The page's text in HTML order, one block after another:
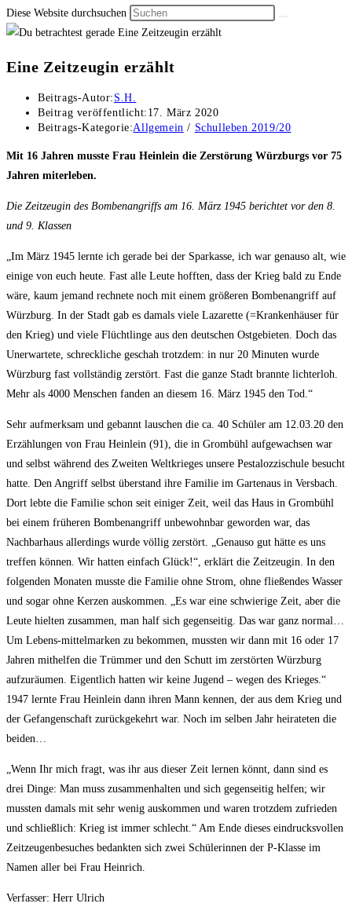
Diese Website durchsuchen
Eine Zeitzeugin erzählt
Beitrags-Autor: S.H.
Beitrag veröffentlicht: 17. März 2020
Beitrags-Kategorie:Allgemein / Schulleben 2019/20
Mit 16 Jahren musste Frau Heinlein die Zerstörung Würzburgs vor 75
Jahren miterleben.
Die Zeitzeugin des Bombenangriffs am 16. März 1945 berichtet vor den 8.
und 9. Klassen
„Im März 1945 lernte ich gerade bei der Sparkasse, ich war genauso alt, wie
einige von euch heute. Fast alle Leute hofften, dass der Krieg bald zu Ende
wäre, kaum jemand rechnete noch mit einem größeren Bombenangriff auf
Würzburg. In der Stadt gab es damals viele Lazarette (=Krankenhäuser für
den Krieg) und viele Flüchtlinge aus den deutschen Ostgebieten. Doch das
Unerwartete, schreckliche geschah trotzdem: in nur 20 Minuten wurde
Würzburg fast vollständig zerstört. Fast die ganze Stadt brannte lichterloh.
Mehr als 4000 Menschen fanden an diesem 16. März 1945 den Tod.“
Sehr aufmerksam und gebannt lauschen die ca. 40 Schüler am 12.03.20 den
Erzählungen von Frau Heinlein (91), die in Grombühl aufgewachsen war
und selbst während des Zweiten Weltkrieges unsere Pestalozzischule besucht
hatte. Den Angriff selbst überstand ihre Familie im Gartenaus in Versbach.
Dort lebte die Familie schon seit einiger Zeit, weil das Haus in Grombühl
bei einem früheren Bombenangriff unbewohnbar geworden war, das
Nachbarhaus allerdings wurde völlig zerstört. „Genauso gut hätte es uns
treffen können. Wir hatten einfach Glück!“, erklärt die Zeitzeugin. In den
folgenden Monaten musste die Familie ohne Strom, ohne fließendes Wasser
und sogar ohne Kerzen auskommen. „Es war eine schwierige Zeit, aber die
Leute hielten zusammen, man half sich gegenseitig. Das war ganz normal…
Um Lebens-mittelmarken zu bekommen, mussten wir dann mit 16 oder 17
Jahren mithelfen die Trümmer und den Schutt im zerstörten Würzburg
aufzuräumen. Eigentlich hatten wir keine Jugend – wegen des Krieges.“
1947 lernte Frau Heinlein dann ihren Mann kennen, der aus dem Krieg und
der Gefangenschaft zurückgekehrt war. Noch im selben Jahr heirateten die
beiden…
„Wenn Ihr mich fragt, was ihr aus dieser Zeit lernen könnt, dann sind es
drei Dinge: Man muss zusammenhalten und sich gegenseitig helfen; wir
mussten damals mit sehr wenig auskommen und waren trotzdem zufrieden
und schließlich: Krieg ist immer schlecht.“ Am Ende dieses eindrucksvollen
Zeitzeugenbesuches bedankten sich zwei Schülerinnen der P-Klasse im
Namen aller bei Frau Heinrich.
Verfasser: Herr Ulrich